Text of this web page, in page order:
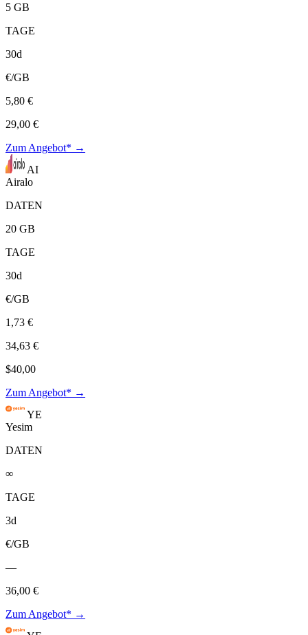
5 GB
TAGE
30d
€/GB
5,80 €
29,00 €
Zum Angebot* →
AI
Airalo
DATEN
20 GB
TAGE
30d
€/GB
1,73 €
34,63 €
$40,00
Zum Angebot* →
YE
Yesim
DATEN
∞
TAGE
3d
€/GB
—
36,00 €
Zum Angebot* →